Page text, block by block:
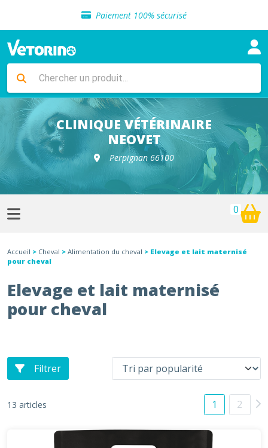
Paiement 100% sécurisé
Livraison gratuite en clinique vétérinaire
Sélection de croquettes vétérinaire
Livraison gratuite en clinique vétérinaire
Retour gratuit en clinique
Sélection de croquettes vétérinaire
CLINIQUE VÉTÉRINAIRE
NEOVET
Perpignan 66100
0
Accueil > Cheval > Alimentation du cheval > Elevage et lait maternisé
pour cheval
Elevage et lait maternisé
pour cheval
Filtrer
13 articles 1 2